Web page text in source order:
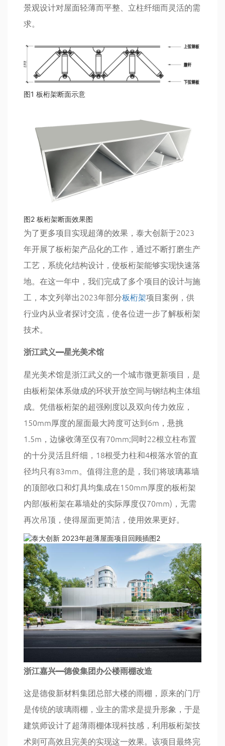
景观设计对屋面轻薄而平整、立柱纤细而灵活的需
求。
图1 板桁架断面示意
图2 板桁架断面效果图
为了更多项目实现超薄的效果，泰大创新于2023
年开展了板桁架产品化的工作，通过不断打磨生产
工艺，系统化结构设计，使板桁架能够实现快速落
地。在这一年中，我们完成了多个项目的设计与施
工，本文列举出2023年部分板桁架项目案例，供
行业内从业者探讨交流，使各位进一步了解板桁架
技术。
浙江武义—星光美术馆
星光美术馆是浙江武义的一个城市微更新项目，是
由板桁架体系做成的环状开放空间与钢结构主体组
成。凭借板桁架的超强刚度以及双向传力效应，
150mm厚度的屋面最大跨度可达到6m，悬挑
1.5m，边缘收薄至仅有70mm;同时22根立柱布置
的十分灵活且纤细，18根受力柱和4根落水管的直
径均只有83mm。值得注意的是，我们将玻璃幕墙
的顶部收口和灯具均集成在150mm厚度的板桁架
内部(板桁架在幕墙处的实际厚度仅70mm)，无需
再次吊顶，使得屋面更简洁，使用效果更好。
浙江嘉兴—德俊集团办公楼雨棚改造
这是德俊新材料集团总部大楼的雨棚，原来的门厅
是传统的玻璃雨棚，业主的需求是提升形象，于是
建筑师设计了超薄雨棚体现科技感，利用板桁架技
术则可高效且完美的实现这一效果。该项目最终完